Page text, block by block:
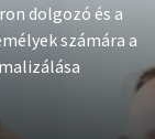
dolgozó és a
számára a